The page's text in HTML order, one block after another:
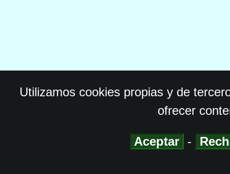
Utilizamos cookies propias y de
ofrecer
Aceptar -